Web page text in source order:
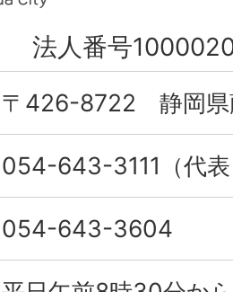
法人番号
〒426-8722 静岡県
054-643-3111（代
054-643-3604